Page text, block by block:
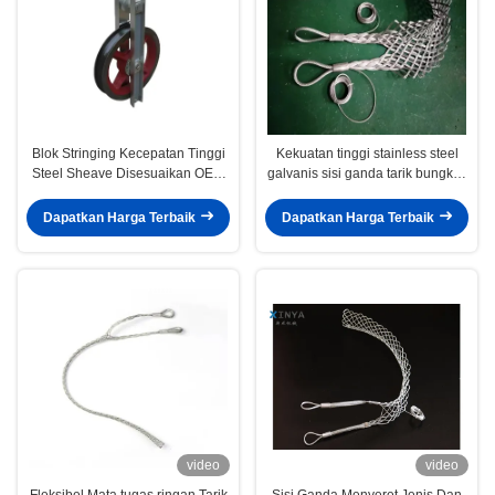
Blok Stringing Kecepatan Tinggi
Steel Sheave Disesuaikan OEM
String Direct Manufacturer
Dapatkan Harga Terbaik
Kekuatan tinggi stainless steel
galvanis sisi ganda tarik bungkus
Dapatkan Harga Terbaik
video
video